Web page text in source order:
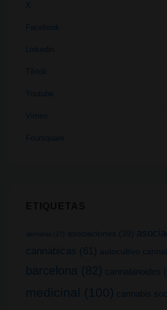
X
Facebook
Linkedin
Tiktok
Youtube
Vimeo
Foursquare
alemania (27) asociaciones (39)
cannabicas (61) autocultivo
barcelona (82) cannabinoides
medicinal (100) cannabis